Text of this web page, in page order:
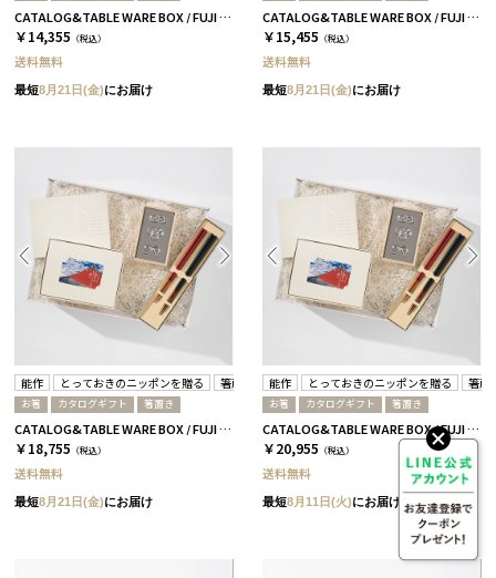
CATALOG&TABLE WARE BOX / FUJI / 紅白 / 全5種 弥-C
￥14,355 （税込）
送料無料
最短8月21日(金)にお届け
CATALOG&TABLE WARE BOX / FUJI / 紅白 / 全5種 詩-C
￥15,455 （税込）
送料無料
最短8月21日(金)にお届け
能作 とっておきのニッポンを贈る 箸蔵まつかん
お箸 カタログギフト 箸置き
CATALOG&TABLE WARE BOX / FUJI / 紅白 / 全5種 伝-C
￥18,755 （税込）
送料無料
最短8月21日(金)にお届け
能作 とっておきのニッポンを贈る 箸蔵
お箸 カタログギフト 箸置き
CATALOG&TABLE WARE BOX / FUJI / 紅白 / 全5種 維-C
￥20,955 （税込）
送料無料
最短8月11日(火)にお届け